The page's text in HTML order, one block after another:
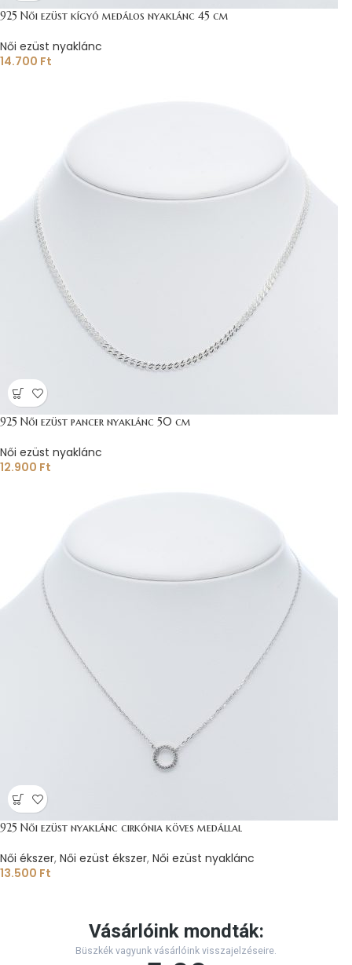
925 Női ezüst kígyó medálos nyaklánc 45 cm
Női ezüst nyaklánc
14.700 Ft
925 Női ezüst pancer nyaklánc 50 cm
Női ezüst nyaklánc
12.900 Ft
925 Női ezüst nyaklánc cirkónia köves medállal
Női ékszer, Női ezüst ékszer, Női ezüst nyaklánc
13.500 Ft